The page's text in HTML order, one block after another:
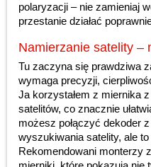
polaryzacji – nie zamieniaj
przestanie działać
Namierzanie satelity –
Tu zaczyna się prawdziwa
wymaga precyzji,
Ja korzystałem z miernika
satelitów, co znacznie
możesz połączyć dekoder
wyszukiwania satelity, ale
Rekomendowani monterzy